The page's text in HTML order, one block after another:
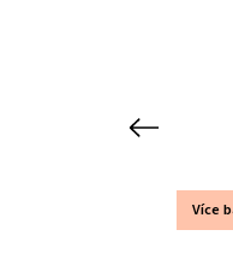
Previous
Více